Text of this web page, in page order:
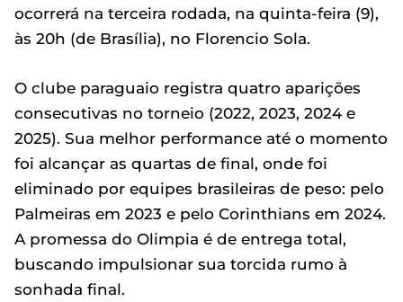
ocorrerá na terceira rodada, na quinta-feira (9),
às 20h (de Brasília), no Florencio Sola.
O clube paraguaio registra quatro aparições
consecutivas no torneio (2022, 2023, 2024 e
2025). Sua melhor performance até o momento
foi alcançar as quartas de final, onde foi
eliminado por equipes brasileiras de peso: pelo
Palmeiras em 2023 e pelo Corinthians em 2024.
A promessa do Olimpia é de entrega total,
buscando impulsionar sua torcida rumo à
sonhada final.